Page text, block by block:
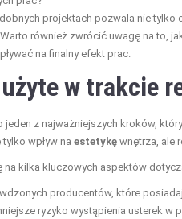
projektach pozwala nie tylko
również zwrócić uwagę na to,
na finalny efekt prac.
w trakcie
z najważniejszych kroków,
wpływ na estetykę wnętrza, ale
kilka kluczowych aspektów
producentów, które
ryzyko wystąpienia usterek w